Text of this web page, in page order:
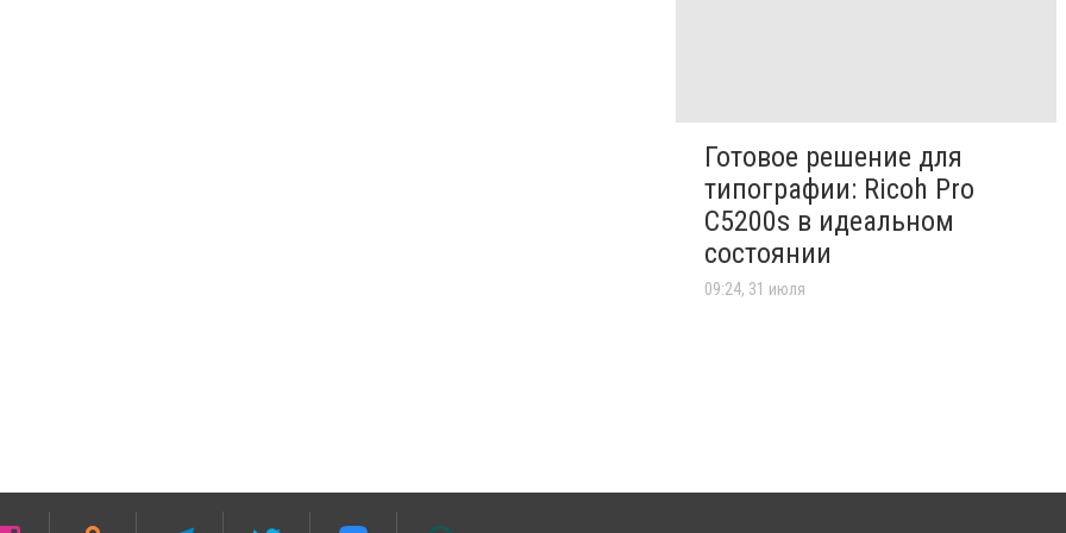
Готовое решение для
типографии: Ricoh Pro
C5200s в идеальном
состоянии
09:24, 31 июля